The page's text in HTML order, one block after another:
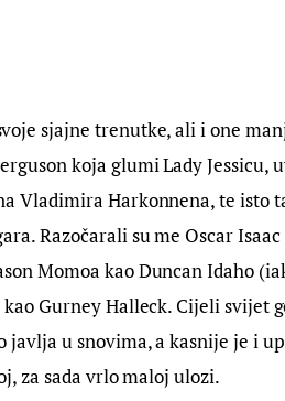
sjajne trenutke, ali i one
koja glumi Lady
Vladimira Harkonnena, te isto
Razočarali su me Oscar
Momoa kao Duncan Idaho
Gurney Halleck. Cijeli svijet
javlja u snovima, a kasnije je i
za sada vrlo maloj ulozi.